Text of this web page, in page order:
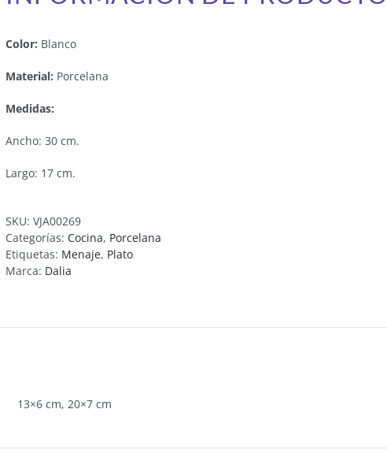
Color: Blanco
Material: Porcelana
Medidas:
Ancho: 30 cm.
Largo: 17 cm.
SKU: VJA00269
Categorías: Cocina, Porcelana
Etiquetas: Menaje, Plato
Marca: Dalia
13×6 cm, 20×7 cm